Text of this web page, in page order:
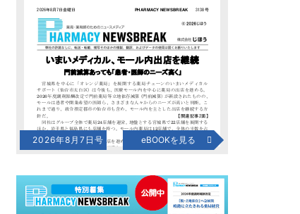
2026年8月7日号 eBOOKを見る